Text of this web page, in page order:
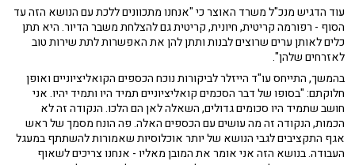
עוד הדגיש מנכ"ל משרד האוצר כי "אנחנו מתכוונים ללכת עם הנושא הזה עד
הסוף - רפורמה קריטית, חיונית, קריטית גם להצלחת משבר הדיור. היא תתן
כלים לאותן ערים שרוצים לבנות ותתן להן את האפשרות לתת שירות טוב
לאזרחים שלהן".
בהמשך, התייחס עו"ד הייזלר לביקורות נוכח הכספים הקואליציוניים ואופן
חלוקתם: "בסופו של דבר הסכמים קואליציוניים תמיד היו ותמיד יהיו. אני
חושב שתמיד היו סכומים גדולים, השאלה לאן הם הלכו. הנקודה זה לא
הכמות, הנקודה זה מה עושים עם הכספים האלה. פה הונח מסמך של ראש
אגף התקציבים לגבי הנושא של יותר אוכלוסיות שאמורות להשתתף במעגל
העבודה. בנושא הזה אני אומר את המובן מאליו - אנחנו צריכים לשאוף